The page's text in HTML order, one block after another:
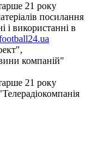
21 року
посилання
використанні в
компаній"
21 року